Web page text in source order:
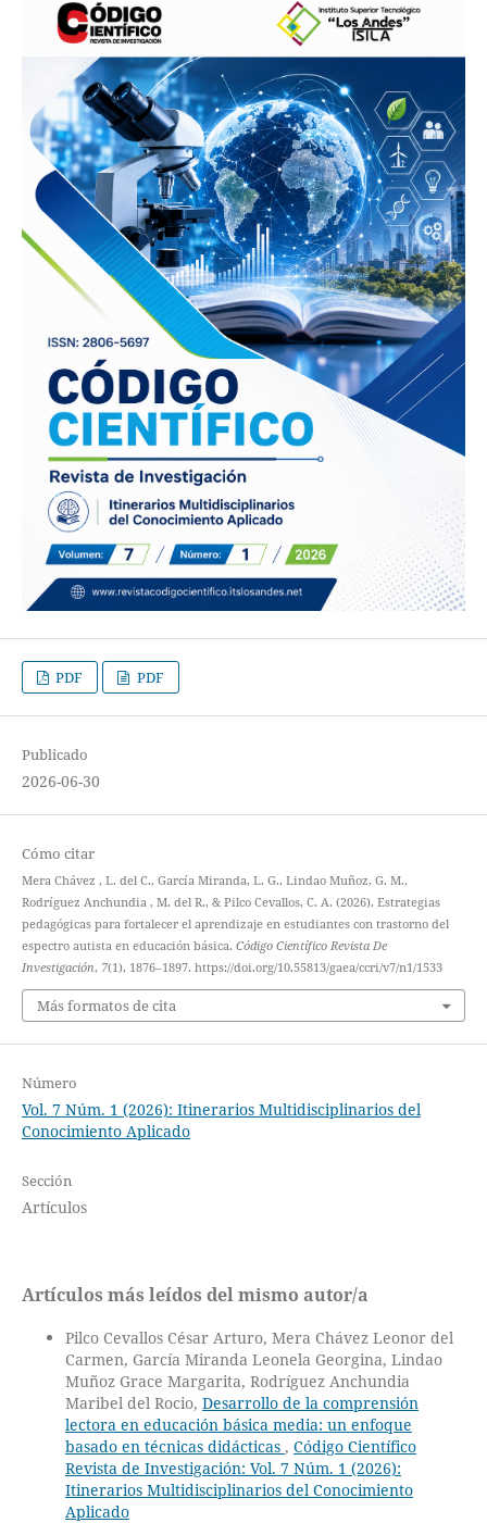
PDF PDF
Publicado
2026-06-30
Cómo citar
Mera Chávez , L. del C., García Miranda, L. G., Lindao Muñoz, G. M.,
Rodríguez Anchundia , M. del R., & Pilco Cevallos, C. A. (2026). Estrategias
pedagógicas para fortalecer el aprendizaje en estudiantes con trastorno del
espectro autista en educación básica. Código Científico Revista De
Investigación, 7(1), 1876–1897. https://doi.org/10.55813/gaea/ccri/v7/n1/1533
Más formatos de cita
Número
Vol. 7 Núm. 1 (2026): Itinerarios Multidisciplinarios del
Conocimiento Aplicado
Sección
Artículos
Artículos más leídos del mismo autor/a
Pilco Cevallos César Arturo, Mera Chávez Leonor del
Carmen, García Miranda Leonela Georgina, Lindao
Muñoz Grace Margarita, Rodríguez Anchundia
Maribel del Rocio, Desarrollo de la comprensión
lectora en educación básica media: un enfoque
basado en técnicas didácticas , Código Científico
Revista de Investigación: Vol. 7 Núm. 1 (2026):
Itinerarios Multidisciplinarios del Conocimiento
Aplicado